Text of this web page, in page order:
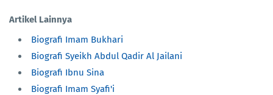
Artikel Lainnya
Biografi Imam Bukhari
Biografi Syeikh Abdul Qadir Al Jailani
Biografi Ibnu Sina
Biografi Imam Syafi'i